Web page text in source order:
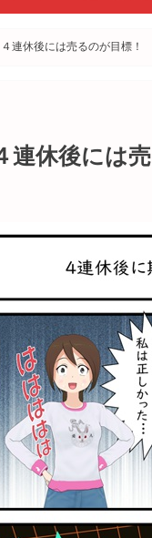
連休後には売るのが目標！
休後には売